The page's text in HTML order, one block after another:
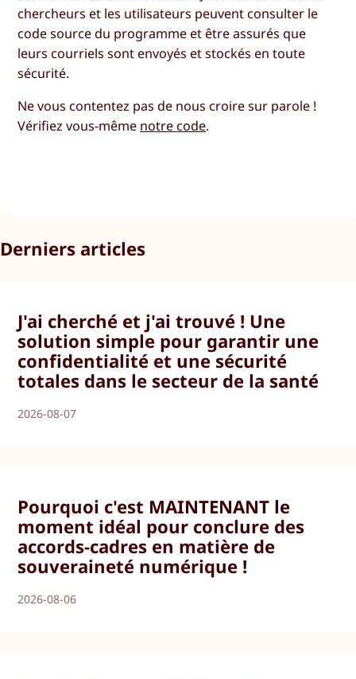
chercheurs et les utilisateurs peuvent consulter le
code source du programme et être assurés que
leurs courriels sont envoyés et stockés en toute
sécurité.
Ne vous contentez pas de nous croire sur parole !
Vérifiez vous-même notre code.
Derniers articles
J'ai cherché et j'ai trouvé ! Une
solution simple pour garantir une
confidentialité et une sécurité
totales dans le secteur de la santé
2026-08-07
Pourquoi c'est MAINTENANT le
moment idéal pour conclure des
accords-cadres en matière de
souveraineté numérique !
2026-08-06